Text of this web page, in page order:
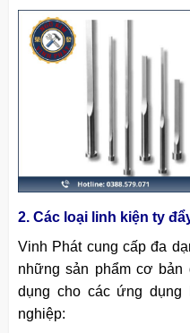
2. Các loại linh kiện ty
Vinh Phát cung cấp đa
những sản phẩm cơ bản
dụng cho các ứng dụng
nghiệp: